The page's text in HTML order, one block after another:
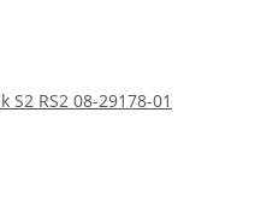
RS2 08-29178-01